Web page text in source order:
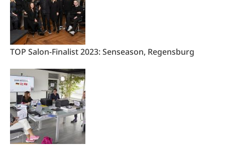
TOP Salon-Finalist 2023: Senseason, Regensburg